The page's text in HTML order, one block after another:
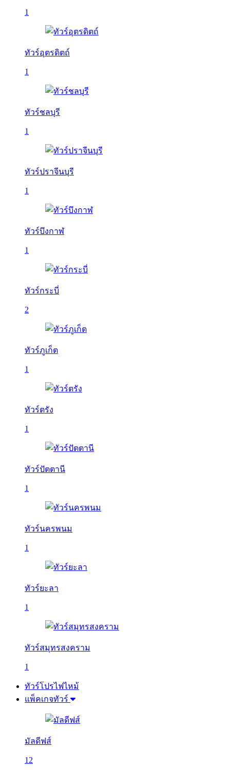
1
ทัวร์อุตรดิตถ์
1
ทัวร์ชลบุรี
1
ทัวร์ปราจีนบุรี
1
ทัวร์บึงกาฬ
1
ทัวร์กระบี่
2
ทัวร์ภูเก็ต
1
ทัวร์ตรัง
1
ทัวร์ปัตตานี
1
ทัวร์นครพนม
1
ทัวร์ยะลา
1
ทัวร์สมุทรสงคราม
1
ทัวร์โปรไฟไหม้
แพ็คเกจทัวร์
มัลดีฟส์
12